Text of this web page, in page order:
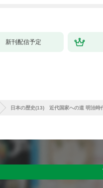
新刊配信予定
日本の歴史(13) 近代国家への道 明治時